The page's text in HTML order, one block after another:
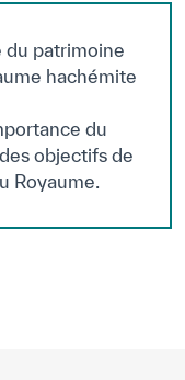
du patrimoine
hachémite
du
objectifs de
Royaume.